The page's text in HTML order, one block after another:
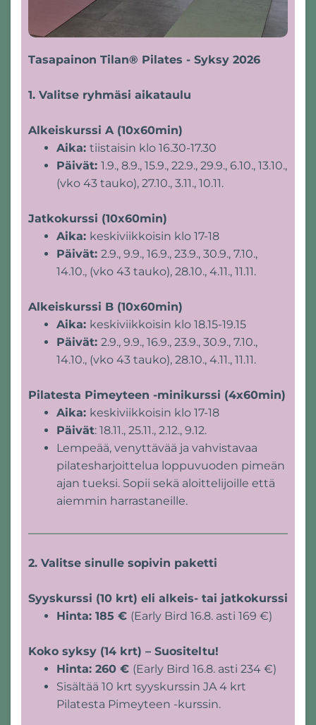
Tasapainon Tilan® Pilates - Syksy 2026
1. Valitse ryhmäsi aikataulu
Alkeiskurssi A (10x60min)
Aika: tiistaisin klo 16.30-17.30
Päivät: 1.9., 8.9., 15.9., 22.9., 29.9., 6.10., 13.10.,
(vko 43 tauko), 27.10., 3.11., 10.11.
Jatkokurssi (10x60min)
Aika: keskiviikkoisin klo 17-18
Päivät: 2.9., 9.9., 16.9., 23.9., 30.9., 7.10.,
14.10., (vko 43 tauko), 28.10., 4.11., 11.11.
Alkeiskurssi B (10x60min)
Aika: keskiviikkoisin klo 18.15-19.15
Päivät: 2.9., 9.9., 16.9., 23.9., 30.9., 7.10.,
14.10., (vko 43 tauko), 28.10., 4.11., 11.11.
Pilatesta Pimeyteen -minikurssi (4x60min)
Aika: keskiviikkoisin klo 17-18
Päivät: 18.11., 25.11., 2.12., 9.12.
Lempeää, venyttävää ja vahvistavaa
pilatesharjoittelua loppuvuoden pimeän
ajan tueksi. Sopii sekä aloittelijoille että
aiemmin harrastaneille.
2. Valitse sinulle sopivin paketti
Syyskurssi (10 krt) eli alkeis- tai jatkokurssi
Hinta: 185 € (Early Bird 16.8. asti 169 €)
Koko syksy (14 krt) – Suositeltu!
Hinta: 260 € (Early Bird 16.8. asti 234 €)
Sisältää 10 krt syyskurssin JA 4 krt
Pilatesta Pimeyteen -kurssin.